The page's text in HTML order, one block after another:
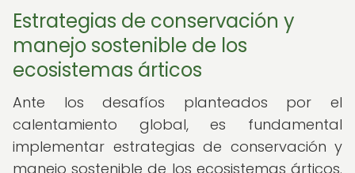
Estrategias de conservación y
manejo sostenible de los
ecosistemas árticos
Ante los desafíos planteados por el
calentamiento global, es fundamental
implementar estrategias de conservación y
manejo sostenible de los ecosistemas árticos.